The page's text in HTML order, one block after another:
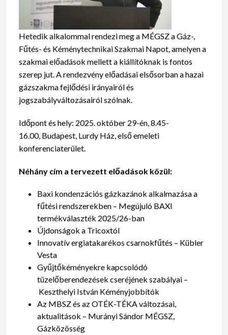
Hetedik alkalommal rendezi meg a MÉGSZ a Gáz-,
Fűtés- és Kéménytechnikai Szakmai Napot, amelyen a
szakmai előadások mellett a kiállítóknak is fontos
szerep jut. A rendezvény előadásai elsősorban a hazai
gázszakma fejlődési irányairól és
jogszabályváltozásairól szólnak.
Időpont és hely: 2025. október 29-én, 8.45-
16.00, Budapest, Lurdy Ház, első emeleti
konferenciaterület.
Néhány cím a tervezett előadások közül:
Baxi kondenzációs gázkazánok alkalmazása a
fűtési rendszerekben – Megújuló BAXI
termékválaszték 2025/26-ban
Újdonságok a Tricoxtól
Innovatív ergiatakarékos csarnokfűtés – Kübler
Vesta
Gyűjtőkéményekre kapcsolódó
tüzelőberendezések cseréjének szabályai –
Keszthelyi István Kéményjobbítók
Az MBSZ és az OTÉK-TÉKA változásai,
aktualitások – Murányi Sándor MÉGSZ,
Gázközösség